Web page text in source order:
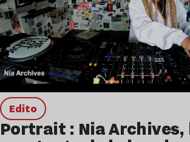
Edito
Portrait : Nia Archives,